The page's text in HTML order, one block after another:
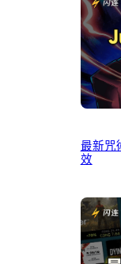
最新咒
效